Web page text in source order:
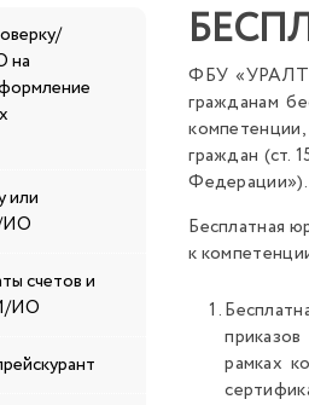
на
или
ИО
счетов и
ИО
ФБУ
гражданам
граждан (ст.
Федерации»).
Бесплатная
к
рамках